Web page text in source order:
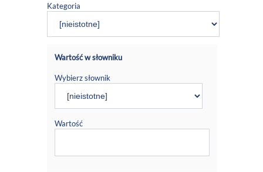
Kategoria
Wartość w słowniku
Wybierz słownik
Wartość